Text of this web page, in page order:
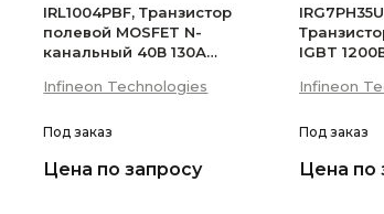
IRL1004PBF, Транзистор
полевой MOSFET N-
канальный 40В 130А
Infineon Technologies
Под заказ
Цена по запросу
IGBT
Infineon
Под заказ
Цена по